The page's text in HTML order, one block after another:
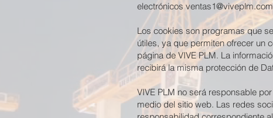
electrónicos ventas1@viveplm.com
Los cookies son programas que
útiles, ya que permiten ofrecer un
página de VIVE PLM. La
recibirá la misma protección de
VIVE PLM no será responsable
medio del sitio web. Las redes